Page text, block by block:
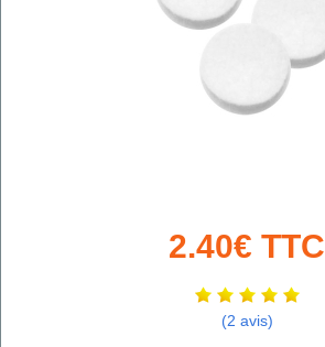
2.40€ TTC
(2 avis)